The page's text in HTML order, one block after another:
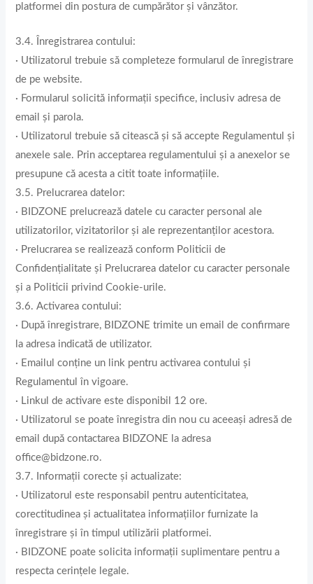
platformei din postura de cumpărător și vânzător.
3.4. Înregistrarea contului:
· Utilizatorul trebuie să completeze formularul de înregistrare
de pe website.
· Formularul solicită informații specifice, inclusiv adresa de
email și parola.
· Utilizatorul trebuie să citească și să accepte Regulamentul și
anexele sale. Prin acceptarea regulamentului și a anexelor se
presupune că acesta a citit toate informațiile.
3.5. Prelucrarea datelor:
· BIDZONE prelucrează datele cu caracter personal ale
utilizatorilor, vizitatorilor și ale reprezentanților acestora.
· Prelucrarea se realizează conform Politicii de
Confidențialitate și Prelucrarea datelor cu caracter personale
și a Politicii privind Cookie-urile.
3.6. Activarea contului:
· După înregistrare, BIDZONE trimite un email de confirmare
la adresa indicată de utilizator.
· Emailul conține un link pentru activarea contului și
Regulamentul în vigoare.
· Linkul de activare este disponibil 12 ore.
· Utilizatorul se poate înregistra din nou cu aceeași adresă de
email după contactarea BIDZONE la adresa
office@bidzone.ro.
3.7. Informații corecte și actualizate:
· Utilizatorul este responsabil pentru autenticitatea,
corectitudinea și actualitatea informațiilor furnizate la
înregistrare și în timpul utilizării platformei.
· BIDZONE poate solicita informații suplimentare pentru a
respecta cerințele legale.